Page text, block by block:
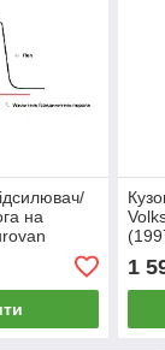
на
база,
1